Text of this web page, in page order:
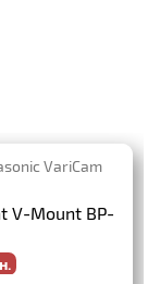
VariCam
V-Mount BP-